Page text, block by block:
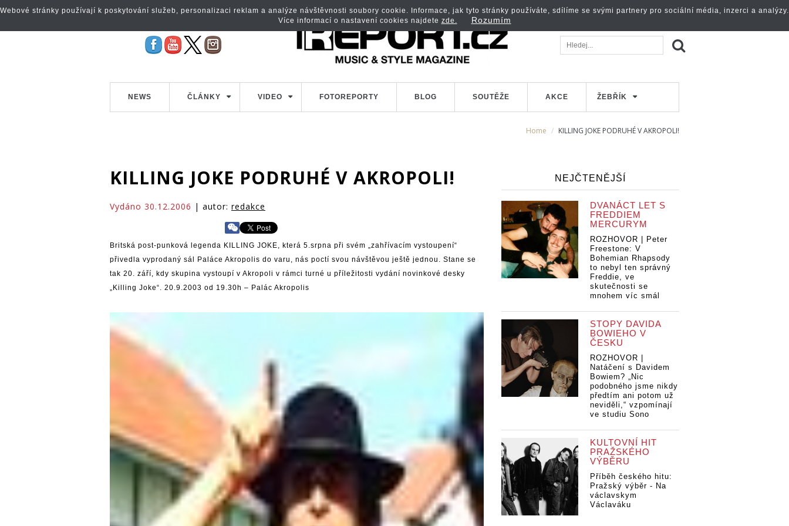
NEWS ČLÁNKY VIDEO FOTOREPORTY BLOG SOUTĚŽE AKCE ŽEBŘÍK
Home KILLING JOKE PODRUHÉ V AKROPOLI!
KILLING JOKE PODRUHÉ V AKROPOLI!
Vydáno 30.12.2006 | autor: redakce
Britská post-punková legenda KILLING JOKE, která 5.srpna při svém „zahřívacím vystoupení“
přivedla vyprodaný sál Paláce Akropolis do varu, nás poctí svou návštěvou ještě jednou. Stane se
tak 20. září, kdy skupina vystoupí v Akropoli v rámci turné u příležitosti vydání novinkové desky
„Killing Joke“. 20.9.2003 od 19.30h – Palác Akropolis
NEJČTENĚJŠÍ
DVANÁCT LET S
FREDDIEM
MERCURYM
ROZHOVOR | Peter
Freestone: V
Bohemian Rhapsody
to nebyl ten správný
Freddie, ve
skutečnosti se
mnohem víc smál
STOPY DAVIDA
BOWIEHO V
ČESKU
ROZHOVOR |
Natáčení s Davidem
Bowiem? „Nic
podobného jsme nikdy
předtím ani potom už
neviděli,“ vzpomínají
ve studiu Sono
KULTOVNÍ HIT
PRAŽSKÉHO
VÝBĚRU
Příběh českého hitu:
Pražský výběr - Na
václavskym
Václaváku
Webové stránky používají k poskytování služeb, personalizaci reklam a analýze návštěvnosti soubory cookie. Informace, jak tyto stránky používáte, sdílíme se svými partnery pro sociální média, inzerci a analýzy.
Více informací o nastavení cookies najdete zde. Rozumím